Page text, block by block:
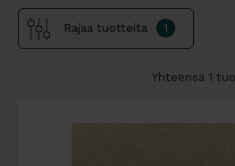
Rajaa tuotteita
Yhteensä 1